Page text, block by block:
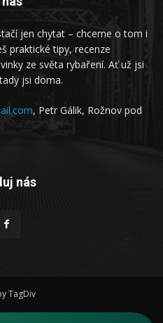
jen chytat – chceme o tom i
praktické tipy, recenze
ze světa rybaření. Ať už jsi
jsi doma.
, Petr Gálik, Rožnov pod
nás
TagDiv